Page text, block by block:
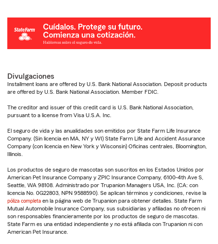
Divulgaciones
Installment loans are offered by U.S. Bank National Association. Deposit products
are offered by U.S. Bank National Association. Member FDIC.
The creditor and issuer of this credit card is U.S. Bank National Association,
pursuant to a license from Visa U.S.A. Inc.
El seguro de vida y las anualidades son emitidos por State Farm Life Insurance
Company. (Sin licencia en MA, NY y WI) State Farm Life and Accident Assurance
Company (con licencia en New York y Wisconsin) Oficinas centrales, Bloomington,
Illinois.
Los productos de seguro de mascotas son suscritos en los Estados Unidos por
American Pet Insurance Company y ZPIC Insurance Company, 6100-4th Ave S,
Seattle, WA 98108. Administrado por Trupanion Managers USA, Inc. (CA: con
licencia No. 0G22803, NPN 9588590). Se aplican términos y condiciones, revise la
póliza completa en la página web de Trupanion para obtener detalles. State Farm
Mutual Automobile Insurance Company, sus subsidiarias y afiliadas no ofrecen ni
son responsables financieramente por los productos de seguro de mascotas.
State Farm es una entidad independiente y no está afiliada con Trupanion ni con
American Pet Insurance.